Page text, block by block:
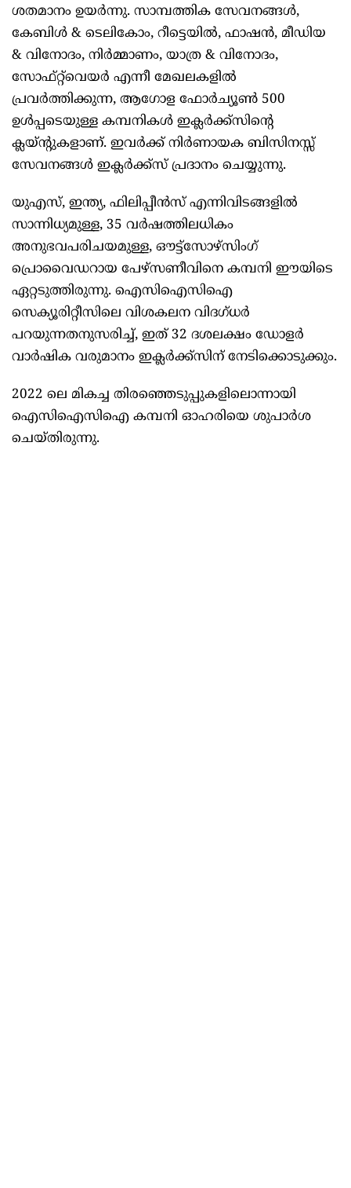
ശതമാനം ഉയര്‍ന്നു. സാമ്പത്തിക സേവനങ്ങള്‍,
കേബിള്‍ & ടെലികോം, റീട്ടെയില്‍, ഫാഷന്‍, മീഡിയ
& വിനോദം, നിര്‍മ്മാണം, യാത്ര & വിനോദം,
സോഫ്റ്റ്‌വെയര്‍ എന്നീ മേഖലകളില്‍
പ്രവര്‍ത്തിക്കുന്ന, ആഗോള ഫോര്‍ച്യൂണ്‍ 500
ഉള്‍പ്പടെയുള്ള കമ്പനികള്‍ ഇക്ലര്‍ക്ക്‌സിന്റെ
ക്ലയ്ന്റുകളാണ്. ഇവര്‍ക്ക് നിര്‍ണായക ബിസിനസ്സ്
സേവനങ്ങള്‍ ഇക്ലര്‍ക്ക്‌സ് പ്രദാനം ചെയ്യുന്നു.
യുഎസ്, ഇന്ത്യ, ഫിലിപ്പീന്‍സ് എന്നിവിടങ്ങളില്‍
സാന്നിധ്യമുള്ള, 35 വര്‍ഷത്തിലധികം
അനുഭവപരിചയമുള്ള, ഔട്ട്‌സോഴ്‌സിംഗ്
പ്രൊവൈഡറായ പേഴ്‌സണീവിനെ കമ്പനി ഈയിടെ
ഏറ്റടുത്തിരുന്നു. ഐസിഐസിഐ
സെക്യൂരിറ്റീസിലെ വിശകലന വിദഗ്ധര്‍
പറയുന്നതനുസരിച്ച്, ഇത് 32 ദശലക്ഷം ഡോളര്‍
വാര്‍ഷിക വരുമാനം ഇക്ലര്‍ക്ക്‌സിന് നേടിക്കൊടുക്കും.
2022 ലെ മികച്ച തിരഞ്ഞെടുപ്പുകളിലൊന്നായി
ഐസിഐസിഐ കമ്പനി ഓഹരിയെ ശുപാര്‍ശ
ചെയ്തിരുന്നു.